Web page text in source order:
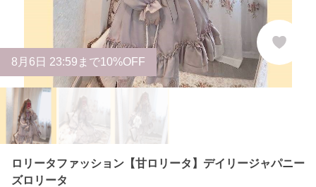
8 月 6 日 23:59まで10%OFF
ロリータファッション【甘ロリータ】デイリージャパニー
ズロリータ